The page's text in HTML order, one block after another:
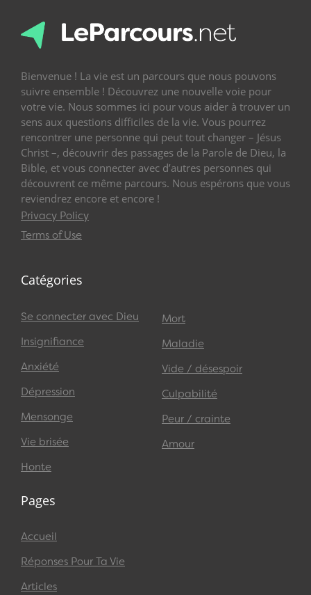
Bienvenue ! La vie est un parcours que nous pouvons
suivre ensemble ! Découvrez une nouvelle voie pour
votre vie. Nous sommes ici pour vous aider à trouver un
sens aux questions difficiles de la vie. Vous pourrez
rencontrer une personne qui peut tout changer – Jésus
Christ –, découvrir des passages de la Parole de Dieu, la
Bible, et vous connecter avec d’autres personnes qui
découvrent ce même parcours. Nous espérons que vous
reviendrez encore et encore !
Privacy Policy
Terms of Use
Catégories
Se connecter avec Dieu
Insignifiance
Anxiété
Dépression
Mensonge
Vie brisée
Honte
Mort
Maladie
Vide / désespoir
Culpabilité
Peur / crainte
Amour
Pages
Accueil
Réponses Pour Ta Vie
Articles